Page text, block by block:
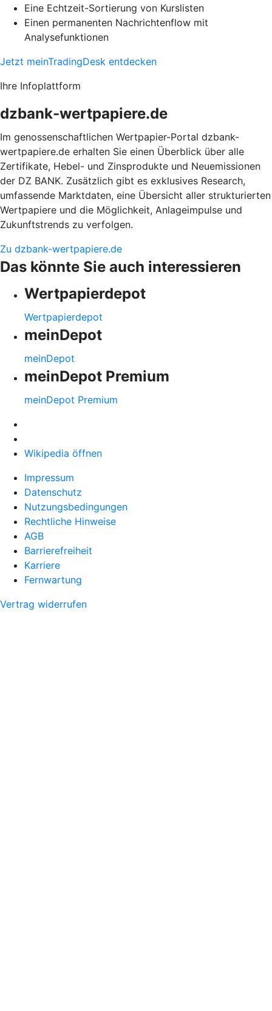
Eine Echtzeit-Sortierung von Kurslisten
Einen permanenten Nachrichtenflow mit
Analysefunktionen
Jetzt meinTradingDesk entdecken
Ihre Infoplattform
dzbank-wertpapiere.de
Im genossenschaftlichen Wertpapier-Portal dzbank-
wertpapiere.de erhalten Sie einen Überblick über alle
Zertifikate, Hebel- und Zinsprodukte und Neuemissionen
der DZ BANK. Zusätzlich gibt es exklusives Research,
umfassende Marktdaten, eine Übersicht aller strukturierten
Wertpapiere und die Möglichkeit, Anlageimpulse und
Zukunftstrends zu verfolgen.
Zu dzbank-wertpapiere.de
Das könnte Sie auch interessieren
Wertpapierdepot
Wertpapierdepot
meinDepot
meinDepot
meinDepot Premium
meinDepot Premium
Wikipedia öffnen
Impressum
Datenschutz
Nutzungsbedingungen
Rechtliche Hinweise
AGB
Barrierefreiheit
Karriere
Fernwartung
Vertrag widerrufen